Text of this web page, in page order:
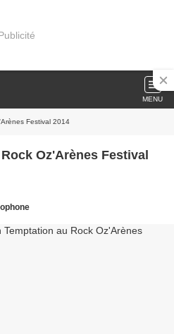
MENU
Festival 2014
Oz'Arènes Festival